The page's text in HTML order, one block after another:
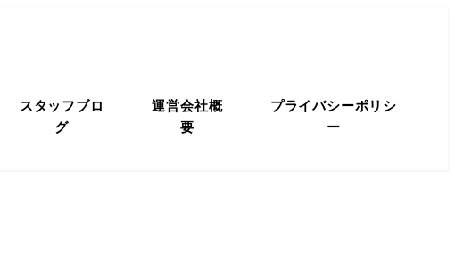
スタッフブロ
グ
運営会社概
要
プライバシーポリシ
ー